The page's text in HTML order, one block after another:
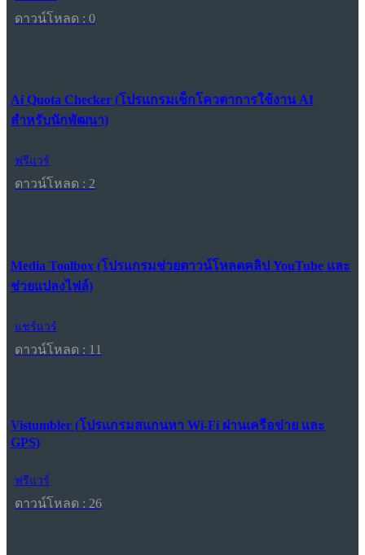
ดาวน์โหลด : 0
Ai Quota Checker (โปรแกรมเช็กโควตาการใช้งาน AI
สำหรับนักพัฒนา)
ฟรีแวร์
ดาวน์โหลด : 2
Media Toolbox (โปรแกรมช่วยดาวน์โหลดคลิป YouTube และ
ช่วยแปลงไฟล์)
แชร์แวร์
ดาวน์โหลด : 11
Vistumbler (โปรแกรมสแกนหา Wi-Fi ผ่านเครือข่าย และ
GPS)
ฟรีแวร์
ดาวน์โหลด : 26